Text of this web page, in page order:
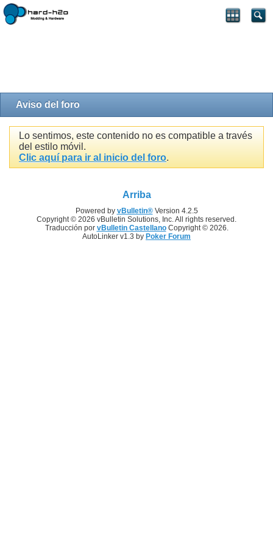
Aviso del foro
Lo sentimos, este contenido no es compatible a través
del estilo móvil.
Clic aquí para ir al inicio del foro.
Arriba
Powered by vBulletin®Version 4.2.5
Copyright © 2026 vBulletin Solutions, Inc. All rights reserved.
Traducción por vBulletin CastellanoCopyright © 2026.
AutoLinker v1.3 by Poker Forum